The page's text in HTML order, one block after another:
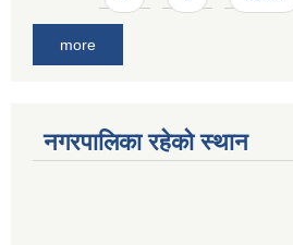
more
नगरपालिका रहेको स्थान